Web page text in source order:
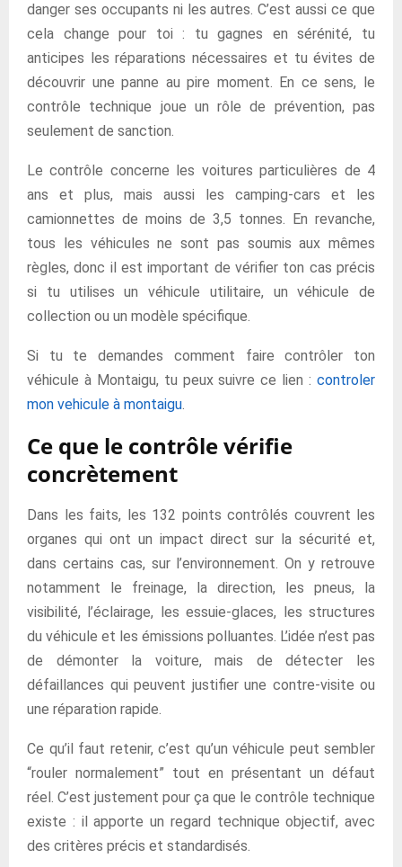
danger ses occupants ni les autres. C’est aussi ce que
cela change pour toi : tu gagnes en sérénité, tu
anticipes les réparations nécessaires et tu évites de
découvrir une panne au pire moment. En ce sens, le
contrôle technique joue un rôle de prévention, pas
seulement de sanction.
Le contrôle concerne les voitures particulières de 4
ans et plus, mais aussi les camping-cars et les
camionnettes de moins de 3,5 tonnes. En revanche,
tous les véhicules ne sont pas soumis aux mêmes
règles, donc il est important de vérifier ton cas précis
si tu utilises un véhicule utilitaire, un véhicule de
collection ou un modèle spécifique.
Si tu te demandes comment faire contrôler ton
véhicule à Montaigu, tu peux suivre ce lien : controler
mon vehicule à montaigu.
Ce que le contrôle vérifie
concrètement
Dans les faits, les 132 points contrôlés couvrent les
organes qui ont un impact direct sur la sécurité et,
dans certains cas, sur l’environnement. On y retrouve
notamment le freinage, la direction, les pneus, la
visibilité, l’éclairage, les essuie-glaces, les structures
du véhicule et les émissions polluantes. L’idée n’est pas
de démonter la voiture, mais de détecter les
défaillances qui peuvent justifier une contre-visite ou
une réparation rapide.
Ce qu’il faut retenir, c’est qu’un véhicule peut sembler
“rouler normalement” tout en présentant un défaut
réel. C’est justement pour ça que le contrôle technique
existe : il apporte un regard technique objectif, avec
des critères précis et standardisés.